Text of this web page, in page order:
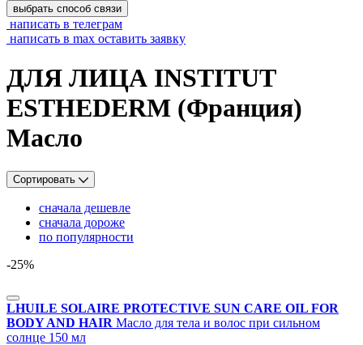
выбрать способ связи
написать в телеграм
написать в max оставить заявку
ДЛЯ ЛИЦА INSTITUT
ESTHEDERM (Франция)
Масло
Сортировать
сначала дешевле
сначала дороже
по популярности
-25%
LHUILE SOLAIRE PROTECTIVE SUN CARE OIL FOR
BODY AND HAIR Масло для тела и волос при сильном
солнце 150 мл